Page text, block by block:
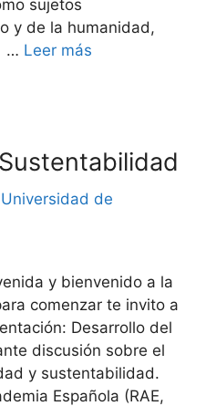
sujetos
y de la humanidad,
… Leer más
Universidad de
y bienvenido a la
comenzar te invito a
Desarrollo del
discusión sobre el
y sustentabilidad.
Española (RAE,